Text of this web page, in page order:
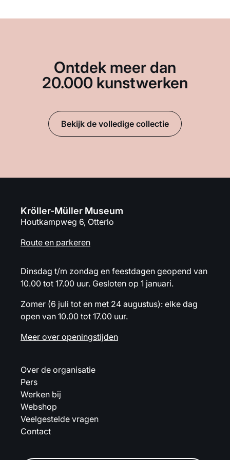
Ontdek meer dan
20.000 kunstwerken
Bekijk de volledige collectie
Kröller-Müller Museum
Houtkampweg 6, Otterlo
Route en parkeren
Dinsdag t/m zondag en feestdagen geopend van
10.00 tot 17.00 uur. Gesloten op 1 januari.
Zomer (6 juli tot en met 24 augustus): elke dag
open van 10.00 tot 17.00 uur.
Meer over openingstijden
Over de organisatie
Pers
Werken bij
Webshop
Veelgestelde vragen
Contact